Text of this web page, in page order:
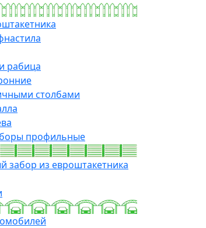
рабица
столбами
профильные
забор из евроштакетника